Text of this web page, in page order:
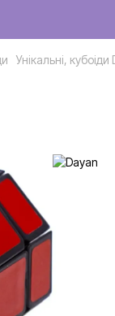
Унікальні, кубоіди